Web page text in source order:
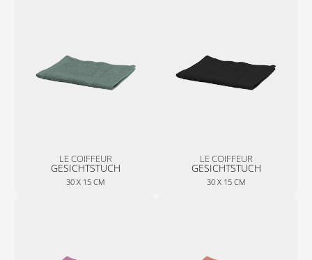
LE COIFFEUR
GESICHTSTUCH
30 X 15 CM
LE COIFFEUR
GESICHTSTUCH
30 X 15 CM